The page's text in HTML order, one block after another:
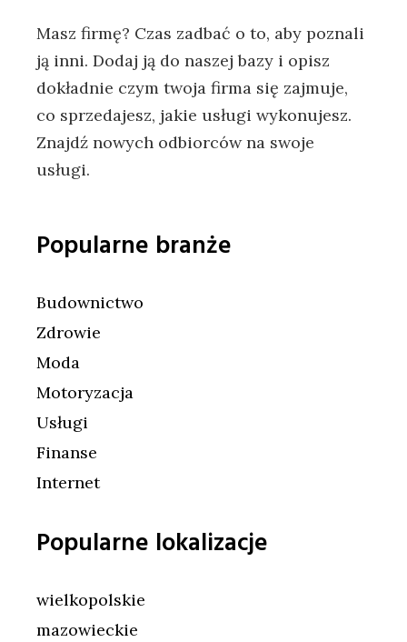
Masz firmę? Czas zadbać o to, aby poznali
ją inni. Dodaj ją do naszej bazy i opisz
dokładnie czym twoja firma się zajmuje,
co sprzedajesz, jakie usługi wykonujesz.
Znajdź nowych odbiorców na swoje
usługi.
Popularne branże
Budownictwo
Zdrowie
Moda
Motoryzacja
Usługi
Finanse
Internet
Popularne lokalizacje
wielkopolskie
mazowieckie